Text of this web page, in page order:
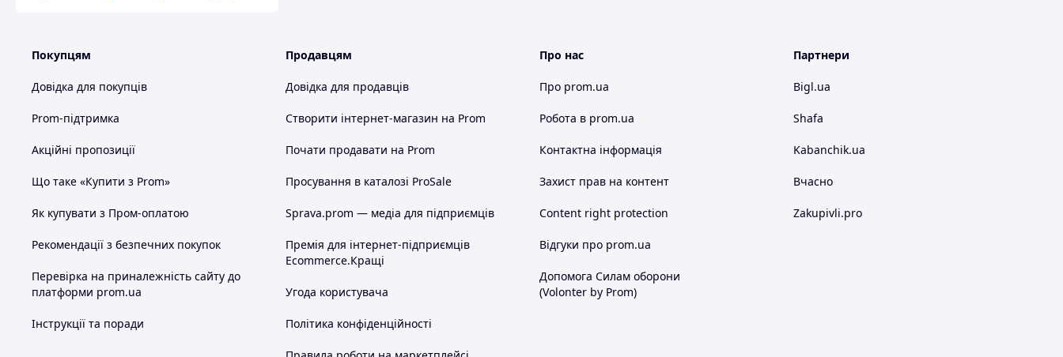
Покупцям
Довідка для покупців
Prom-підтримка
Акційні пропозиції
Що таке «Купити з Prom»
Як купувати з Пром-оплатою
Рекомендації з безпечних покупок
Перевірка на приналежність сайту до
платформи prom.ua
Інструкції та поради
Продавцям
Довідка для продавців
Створити інтернет-магазин на Prom
Почати продавати на Prom
Просування в каталозі ProSale
Sprava.prom — медіа для підприємців
Премія для інтернет-підприємців
Ecommerce.Кращі
Угода користувача
Політика конфіденційності
Про нас
Про prom.ua
Робота в prom.ua
Контактна інформація
Захист прав на контент
Content right protection
Відгуки про prom.ua
Допомога Силам оборони
(Volonter by Prom)
Партнери
Bigl.ua
Shafa
Kabanchik.ua
Вчасно
Zakupivli.pro